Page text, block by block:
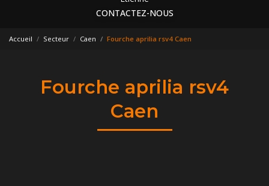
CONTACTEZ-NOUS
Accueil Secteur Caen Fourche aprilia rsv4 Caen
Fourche aprilia rsv4
Caen